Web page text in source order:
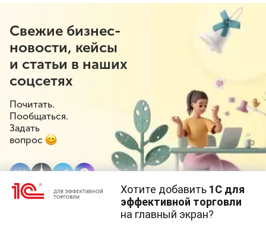
Свежие бизнес-
новости, кейсы
и статьи в наших
соцсетях
Почитать.
Пообщаться.
Задать
вопрос
cookie-файлы (файлы с данными о прошлых
Хотите добавить 1С для
эффективной торговли
на главный экран?